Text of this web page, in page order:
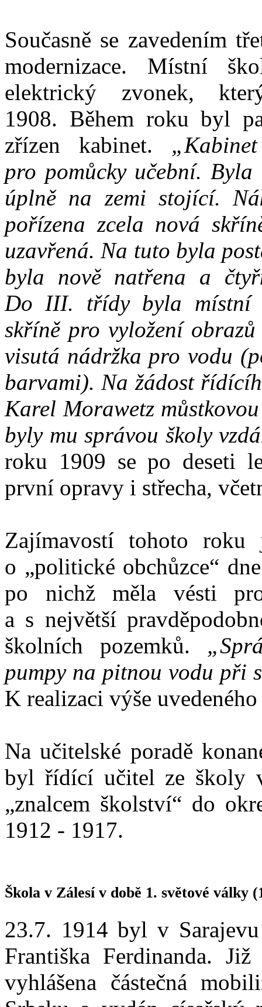
Současně se zavedením
modernizace. Místní
elektrický zvonek,
1908. Během roku byl
zřízen kabinet.
pro pomůcky učební.
úplně na zemi stojící.
pořízena zcela nová
uzavřená. Na tuto byla
byla nově natřena a
Do III. třídy byla místní
skříně pro vyložení
visutá nádržka pro vodu
barvami). Na žádost
Karel Morawetz
byly mu správou školy
roku 1909 se po deseti
první opravy i střecha,
Zajímavostí tohoto
o „politické obchůzce“
po nichž měla vésti
a s největší
školních pozemků.
pumpy na pitnou vodu při
K realizaci výše
Na učitelské poradě
byl řídící učitel ze školy
„znalcem školství“ do
1912 - 1917.
Škola v Zálesí v době 1. světové války
23.7. 1914 byl v
Františka Ferdinanda.
vyhlášena částečná